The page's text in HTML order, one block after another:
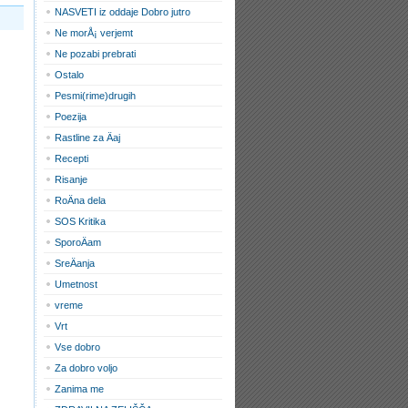
NASVETI iz oddaje Dobro jutro
Ne morÅ¡ verjemt
Ne pozabi prebrati
Ostalo
Pesmi(rime)drugih
Poezija
Rastline za Äaj
Recepti
Risanje
RoÄna dela
SOS Kritika
SporoÄam
SreÄanja
Umetnost
vreme
Vrt
Vse dobro
Za dobro voljo
Zanima me